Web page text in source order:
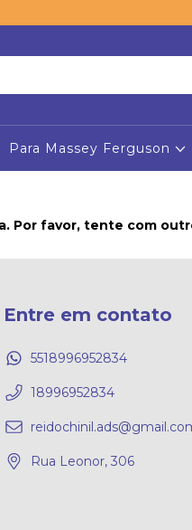
Para Massey Ferguson
Por favor, tente com
Entre em contato
5518996952834
18996952834
Rua Leonor, 306